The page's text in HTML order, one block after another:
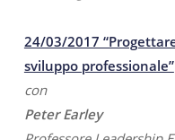
24/03/2017
sviluppo professionale”
con
Peter Earley